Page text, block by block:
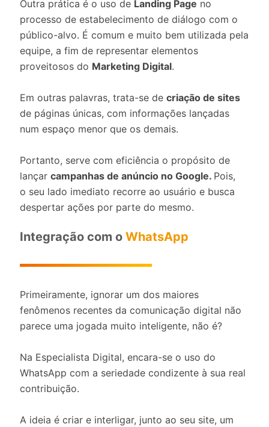
Outra prática é o uso de Landing Page no
processo de estabelecimento de diálogo com o
público-alvo. É comum e muito bem utilizada pela
equipe, a fim de representar elementos
proveitosos do Marketing Digital.
Em outras palavras, trata-se de criação de sites
de páginas únicas, com informações lançadas
num espaço menor que os demais.
Portanto, serve com eficiência o propósito de
lançar campanhas de anúncio no Google. Pois,
o seu lado imediato recorre ao usuário e busca
despertar ações por parte do mesmo.
Integração com o WhatsApp
Primeiramente, ignorar um dos maiores
fenômenos recentes da comunicação digital não
parece uma jogada muito inteligente, não é?
Na Especialista Digital, encara-se o uso do
WhatsApp com a seriedade condizente à sua real
contribuição.
A ideia é criar e interligar, junto ao seu site, um